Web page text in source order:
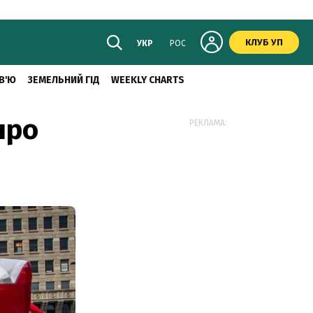
УКР РОС КЛУБ УП
ЗЕМЕЛЬНИЙ ГІД WEEKLY CHARTS
РЕКЛАМА: